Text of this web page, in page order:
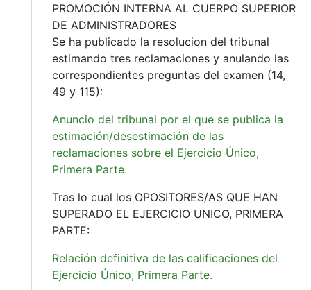
PROMOCIÓN INTERNA AL CUERPO SUPERIOR
DE ADMINISTRADORES
Se ha publicado la resolucion del tribunal
estimando tres reclamaciones y anulando las
correspondientes preguntas del examen (14,
49 y 115):
Anuncio del tribunal por el que se publica la
estimación/desestimación de las
reclamaciones sobre el Ejercicio Único,
Primera Parte.
Tras lo cual los OPOSITORES/AS QUE HAN
SUPERADO EL EJERCICIO UNICO, PRIMERA
PARTE:
Relación definitiva de las calificaciones del
Ejercicio Único, Primera Parte.